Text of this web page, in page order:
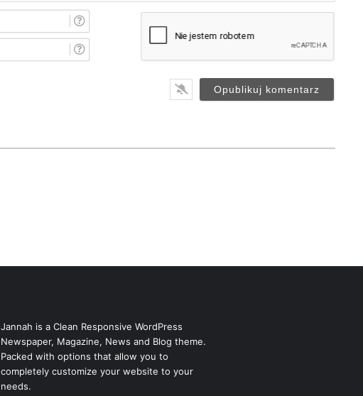
i
*
Jannah is a Clean Responsive WordPress
Newspaper, Magazine, News and Blog theme.
Packed with options that allow you to
completely customize your website to your
needs.